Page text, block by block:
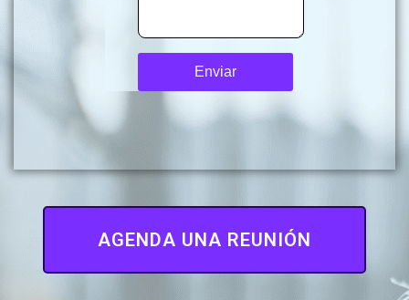
AGENDA UNA REUNIÓN